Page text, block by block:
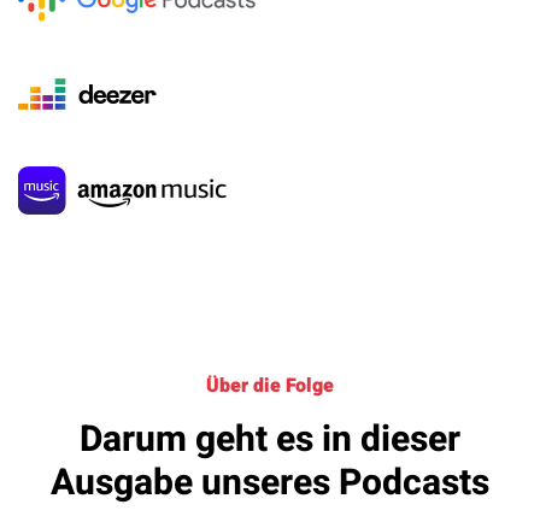
Über die Folge
Darum geht es in dieser
Ausgabe unseres Podcasts